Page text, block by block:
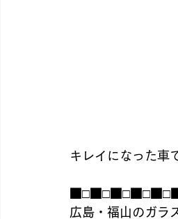
キレイになった車
広島・福山のガラ